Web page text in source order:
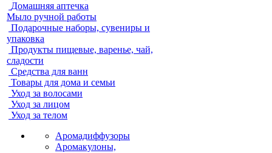
Домашняя аптечка
Мыло ручной работы
Подарочные наборы, сувениры и
упаковка
Продукты пищевые, варенье, чай,
сладости
Средства для ванн
Товары для дома и семьи
Уход за волосами
Уход за лицом
Уход за телом
Аромадиффузоры
Аромакулоны,